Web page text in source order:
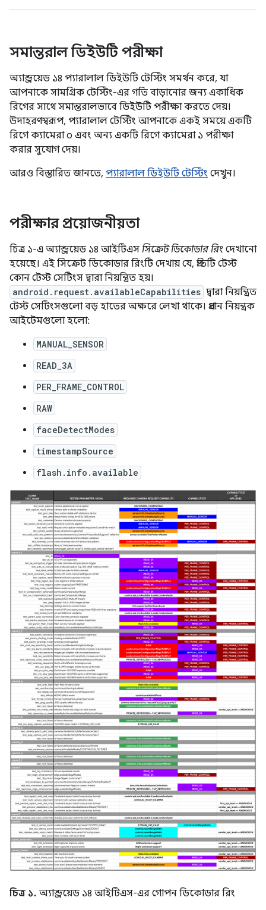
সমান্তরাল ডিইউটি পরীক্ষা
অ্যান্ড্রয়েড ১৪ প্যারালাল ডিইউটি টেস্টিং সমর্থন করে, যা
আপনাকে সামগ্রিক টেস্টিং-এর গতি বাড়ানোর জন্য একাধিক
রিগের সাথে সমান্তরালভাবে ডিইউটি পরীক্ষা করতে দেয়।
উদাহরণস্বরূপ, প্যারালাল টেস্টিং আপনাকে একই সময়ে একটি
রিগে ক্যামেরা ০ এবং অন্য একটি রিগে ক্যামেরা ১ পরীক্ষা
করার সুযোগ দেয়।
আরও বিস্তারিত জানতে, প্যারালাল ডিইউটি টেস্টিং দেখুন।
পরীক্ষার প্রয়োজনীয়তা
চিত্র ১-এ অ্যান্ড্রয়েড ১৪ আইটিএস সিক্রেট ডিকোডার রিং দেখানো
হয়েছে। এই সিক্রেট ডিকোডার রিংটি দেখায় যে, প্রতিটি টেস্ট
কোন টেস্ট সেটিংস দ্বারা নিয়ন্ত্রিত হয়।
android.request.availableCapabilities দ্বারা নিয়ন্ত্রিত
টেস্ট সেটিংসগুলো বড় হাতের অক্ষরে লেখা থাকে। প্রধান নিয়ন্ত্রক
আইটেমগুলো হলো:
MANUAL_SENSOR
READ_3A
PER_FRAME_CONTROL
RAW
faceDetectModes
timestampSource
flash.info.available
চিত্র ১. অ্যান্ড্রয়েড ১৪ আইটিএস-এর গোপন ডিকোডার রিং